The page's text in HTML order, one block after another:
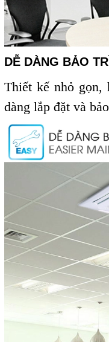
DỄ DÀNG BẢO
Thiết kế nhỏ gọn,
dàng lắp đặt và